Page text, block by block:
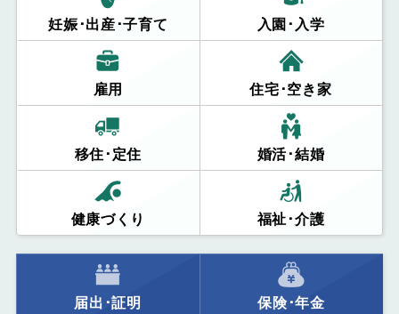
妊娠･出産･子育て 入園･入学
雇用 住宅･空き家
移住･定住 婚活･結婚
健康づくり 福祉･介護
届出･証明 保険･年金